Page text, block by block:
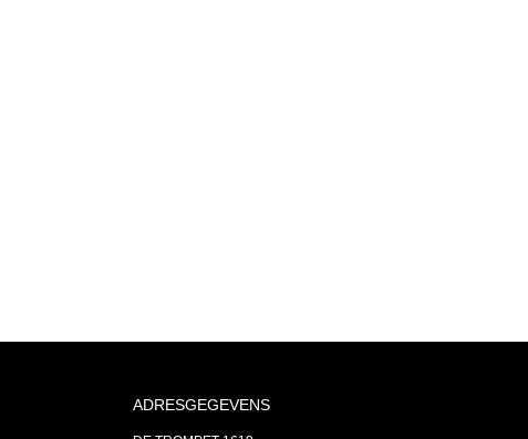
ADRESGEGEVENS